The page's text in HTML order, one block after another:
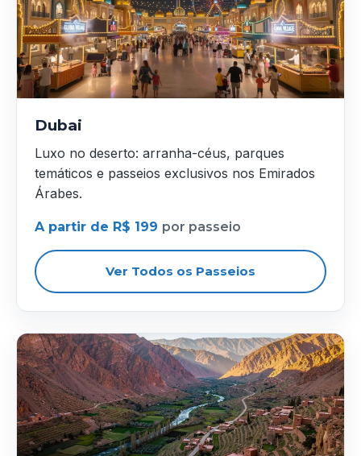
Dubai
Luxo no deserto: arranha-céus, parques
temáticos e passeios exclusivos nos Emirados
Árabes.
A partir de R$ 199 por passeio
Ver Todos os Passeios